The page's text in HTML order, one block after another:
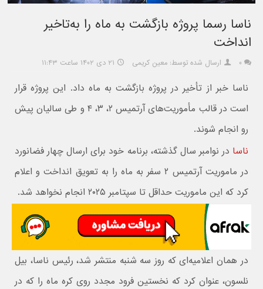
ناسا رسما پروژه بازگشت به ماه را به‌تاخیر
انداخت
۰ ارسال شده توسط: معین کریمی ۲۱ دی ۱۴۰۲ ساعت ۱۱:۴۳
ناسا خبر از تأخیر در پروژه بازگشت به ماه داد. این پروژه قرار
است در قالب مأموریت‌های آرتمیس ۲، ۳، ۴ و طی سالیان پیش
رو انجام شوند.
ناسا در نوامبر سال گذشته، برنامه خود برای ارسال چهار فضانورد
در ماموریت آرتمیس ۲ سفر به ماه را به تعویق انداخت و اعلام
کرد که این ماموریت حداقل تا سپتامبر ۲۰۲۵ انجام نخواهد شد.
در همان اعلامیه‌ای که روز سه شنبه منتشر شد، رئیس ناسا، بیل
نلسون، عنوان کرد که نخستین فرود مجدد روی کره ماه را که در